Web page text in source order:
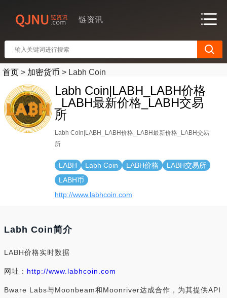
链资讯
首页 > 加密货币 > Labh Coin
Labh Coin|LABH_LABH价格
_LABH最新价格_LABH交易
所
Labh Coin|LABH_LABH价格_LABH最新价格_LABH交易
所
LABH Labh Coin LABH价格
LABH交易所
LABH币
http://www.labhcoin.com
Labh Coin简介
LABH价格实时数据
网址： http://www.labhcoin.com
Bware Labs与Moonbeam和Moonriver达成合作，为其提供API